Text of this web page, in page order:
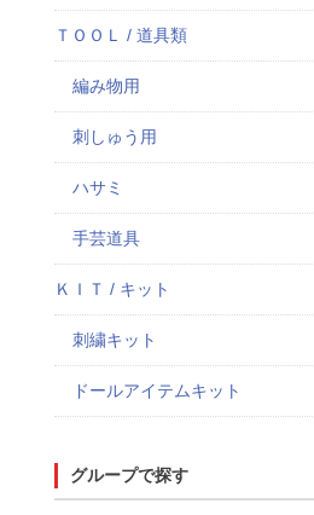
ＴＯＯＬ / 道具類
編み物用
刺しゅう用
ハサミ
手芸道具
ＫＩＴ / キット
刺繍キット
ドールアイテムキット
グループで探す